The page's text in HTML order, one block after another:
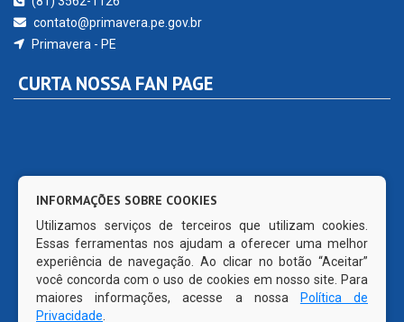
contato@primavera.pe.gov.br
Primavera - PE
CURTA NOSSA FAN PAGE
INFORMAÇÕES SOBRE COOKIES
Utilizamos serviços de terceiros que utilizam cookies.
Essas ferramentas nos ajudam a oferecer uma melhor
experiência de navegação. Ao clicar no botão “Aceitar”
você concorda com o uso de cookies em nosso site. Para
maiores informações, acesse a nossa
Política de
Privacidade